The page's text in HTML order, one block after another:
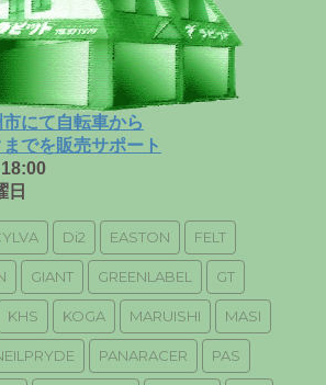
にて自転車から
でを販売サポート
日
Di2 EASTON FELT
GIANT GREENLABEL GT
KHS KOGA MARUISHI MASI
PANARACER PAS